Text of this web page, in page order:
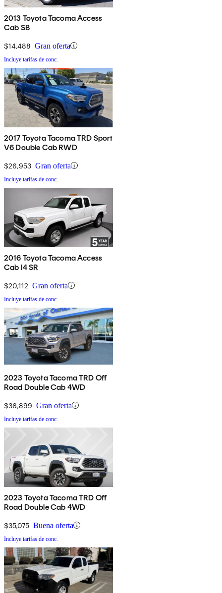
2013 Toyota Tacoma Access
Cab SB
$14,488 Gran oferta
Incluye tarifas de conc.
2017 Toyota Tacoma TRD Sport
V6 Double Cab RWD
$26,953 Gran oferta
Incluye tarifas de conc.
2016 Toyota Tacoma Access
Cab I4 SR
$20,112 Gran oferta
Incluye tarifas de conc.
2023 Toyota Tacoma TRD Off
Road Double Cab 4WD
$36,899 Gran oferta
Incluye tarifas de conc.
2023 Toyota Tacoma TRD Off
Road Double Cab 4WD
$35,075 Buena oferta
Incluye tarifas de conc.